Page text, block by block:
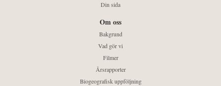
Din sida
Om oss
Bakgrund
Vad gör vi
Filmer
Årsrapporter
Biogeografisk uppföljning